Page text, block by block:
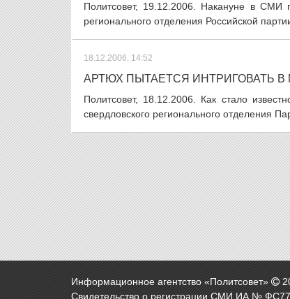
Политсовет, 19.12.2006. Накануне в СМИ
регионального отделения Российской
18.12.2006, 14:52
АРТЮХ ПЫТАЕТСЯ ИНТРИГОВАТЬ В
Политсовет, 18.12.2006. Как стало
свердловского регионального отделения
Информационное агентство «Политсовет»
Свидетельство о регистрации СМИ ИА №